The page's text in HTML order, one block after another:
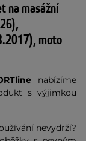
na masážní
moto
nabízíme
s výjimkou
nevydrží?